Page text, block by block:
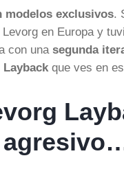
modelos exclusivos.
en Europa y
con una segunda
Layback que ves en